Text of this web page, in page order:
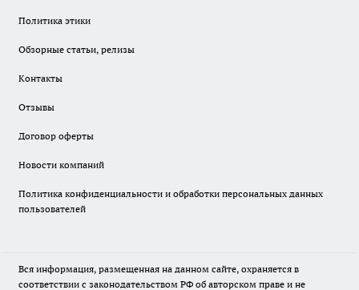
Политика этики
Обзорные статьи, релизы
Контакты
Отзывы
Договор оферты
Новости компаний
Политика конфиденциальности и обработки персональных данных
пользователей
Вся информация, размещенная на данном сайте, охраняется в
соответствии с законодательством РФ об авторском праве и не